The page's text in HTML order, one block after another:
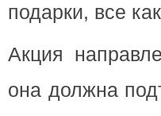
подарки, все
Акция
она должна